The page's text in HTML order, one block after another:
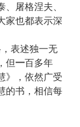
屠格涅夫、
家也都表示深
表述独一无
但一百多年
》，依然广受
的书，相信每